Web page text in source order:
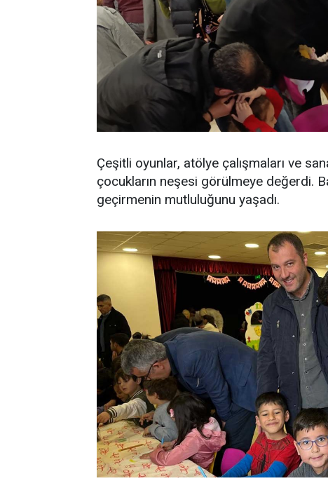
Çeşitli oyunlar, atölye çalışmaları ve
çocukların neşesi görülmeye değerdi.
geçirmenin mutluluğunu yaşadı.